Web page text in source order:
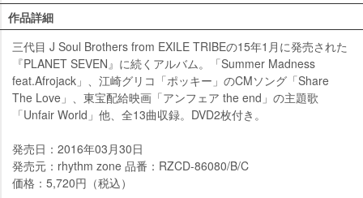
作品詳細
三代目 J Soul Brothers from EXILE TRIBEの15年1月に発売された
『PLANET SEVEN』に続くアルバム。「Summer Madness
feat.Afrojack」、江崎グリコ「ポッキー」のCMソング「Share
The Love」、東宝配給映画「アンフェア the end」の主題歌
「Unfair World」他、全13曲収録。DVD2枚付き。
発売日：2016年03月30日
発売元：rhythm zone 品番：RZCD-86080/B/C
価格：5,720円（税込）